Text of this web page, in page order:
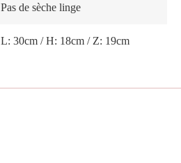
Pas de sèche linge
L: 30cm / H: 18cm / Z: 19cm